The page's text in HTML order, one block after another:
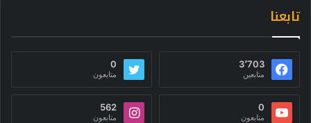
تابعنا
3٬703
متابعين
0
متابعون
0
متابعون
562
متابعون